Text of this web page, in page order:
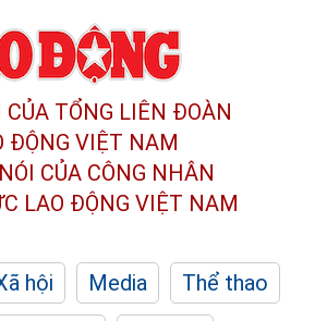
CỦA TỔNG LIÊN ĐOÀN
ĐỘNG VIỆT NAM
CỦA CÔNG NHÂN
LAO ĐỘNG VIỆT NAM
hội Media
Thể thao